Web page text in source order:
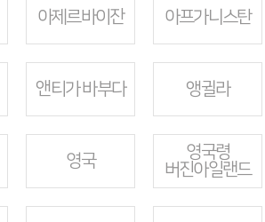
아제르바이잔 아프가니스탄
앤티가 바부다 앵귈라
영국
영국령
버진아일랜드